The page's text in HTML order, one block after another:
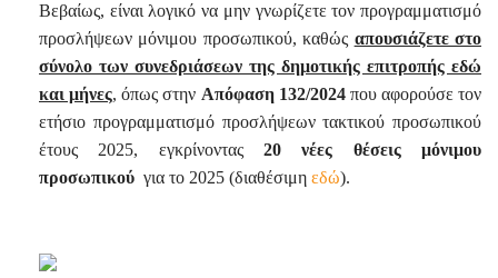
Βεβαίως, είναι λογικό να μην γνωρίζετε τον προγραμματισμό
προσλήψεων μόνιμου προσωπικού, καθώς απουσιάζετε στο
σύνολο των συνεδριάσεων της δημοτικής επιτροπής εδώ
και μήνες, όπως στην Απόφαση 132/2024που αφορούσε τον
ετήσιο προγραμματισμό προσλήψεων τακτικού προσωπικού
έτους 2025, εγκρίνοντας 20 νέες θέσεις μόνιμου
προσωπικού για το 2025 (διαθέσιμη εδώ).